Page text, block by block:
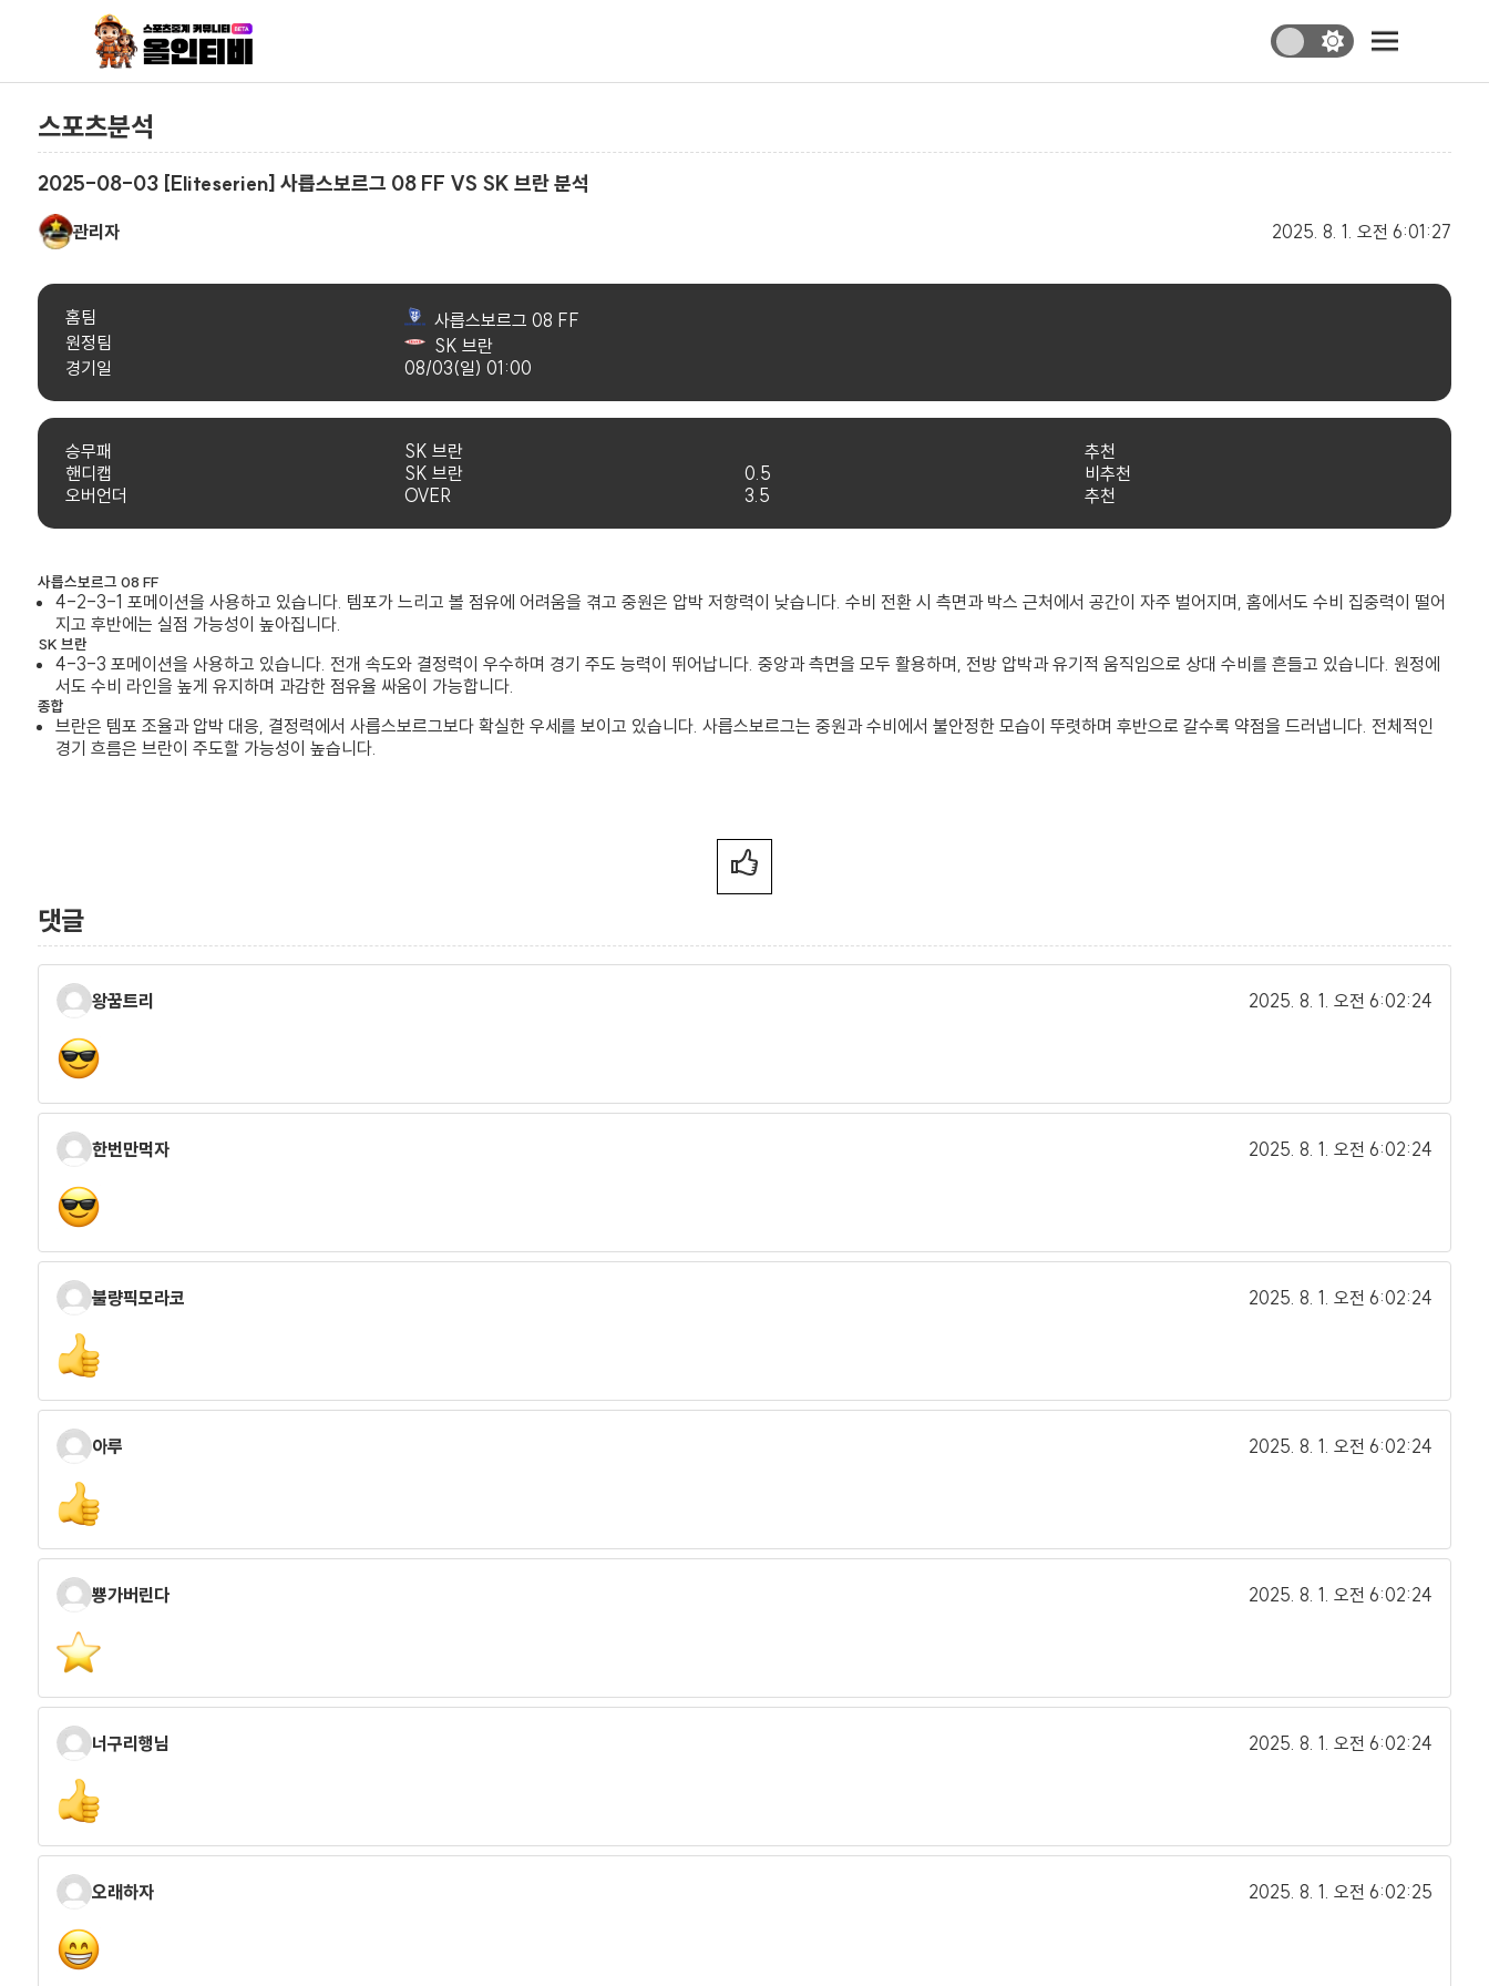
스포츠분석
2025-08-03 [Eliteserien] 사릅스보르그 08 FF VS SK 브란 분석
관리자 2025. 8. 1. 오전 6:01:27
홈팀
사릅스보르그 08 FF
원정팀
SK 브란
경기일
08/03(일) 01:00
승무패 SK 브란
추천
핸디캡
SK 브란 0.5
비추천
오버언더
OVER 3.5 추천
사릅스보르그 08 FF
4-2-3-1 포메이션을 사용하고 있습니다. 템포가 느리고 볼 점유에 어려움을 겪고 중원은 압박 저항력이 낮습니다. 수비 전환 시 측면과 박스 근처에서 공간이 자주 벌어지며, 홈에서도 수비 집중력이 떨어
지고 후반에는 실점 가능성이 높아집니다.
SK 브란
4-3-3 포메이션을 사용하고 있습니다. 전개 속도와 결정력이 우수하며 경기 주도 능력이 뛰어납니다. 중앙과 측면을 모두 활용하며, 전방 압박과 유기적 움직임으로 상대 수비를 흔들고 있습니다. 원정에
서도 수비 라인을 높게 유지하며 과감한 점유율 싸움이 가능합니다.
종합
브란은 템포 조율과 압박 대응, 결정력에서 사릅스보르그보다 확실한 우세를 보이고 있습니다. 사릅스보르그는 중원과 수비에서 불안정한 모습이 뚜렷하며 후반으로 갈수록 약점을 드러냅니다. 전체적인
경기 흐름은 브란이 주도할 가능성이 높습니다.
댓글
왕꿈트리 2025. 8. 1. 오전 6:02:24
한번만먹자 2025. 8. 1. 오전 6:02:24
불량픽모라코 2025. 8. 1. 오전 6:02:24
아루 2025. 8. 1. 오전 6:02:24
뿅가버린다 2025. 8. 1. 오전 6:02:24
너구리행님 2025. 8. 1. 오전 6:02:24
오래하자 2025. 8. 1. 오전 6:02:25